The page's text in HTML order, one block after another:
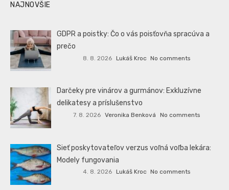
NAJNOVŠIE
GDPR a poistky: Čo o vás poisťovňa spracúva a
prečo
8. 8. 2026 Lukáš Kroc No comments
Darčeky pre vinárov a gurmánov: Exkluzívne
delikatesy a príslušenstvo
7. 8. 2026 Veronika Benková No comments
Sieť poskytovateľov verzus voľná voľba lekára:
Modely fungovania
4. 8. 2026 Lukáš Kroc No comments